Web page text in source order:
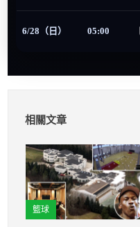
6/28（日） 05:00
相關文章
籃球